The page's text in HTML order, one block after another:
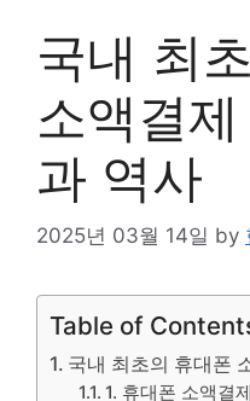
국내 최
소액결
과 역사
2025년 03월 14일 by
Table of
국내 최초의 휴대폰
1. 휴대폰 소액결